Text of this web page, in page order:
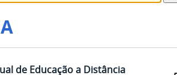
de Educação a Distância